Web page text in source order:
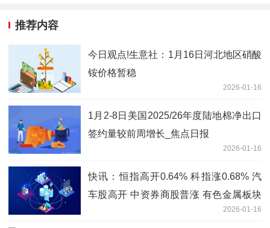
推荐内容
今日观点!生意社：1月16日河北地区硝酸
铵价格暂稳
2026-01-16
1月2-8日美国2025/26年度陆地棉净出口
签约量较前周增长_焦点日报
2026-01-16
快讯：恒指高开0.64% 科指涨0.68% 汽
车股高开 中资券商股普涨 有色金属板块
2026-01-16